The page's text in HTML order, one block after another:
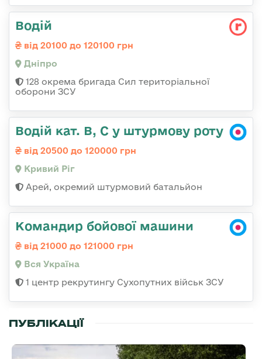
Водій
від 20100 до 120100 грн
Дніпро
128 окрема бригада Сил територіальної
оборони ЗСУ
Водій кат. В, С у штурмову роту
від 20500 до 120000 грн
Кривий Ріг
Арей, окремий штурмовий батальйон
Командир бойової машини
від 21000 до 121000 грн
Вся Україна
1 центр рекрутингу Сухопутних військ ЗСУ
ПУБЛІКАЦІЇ